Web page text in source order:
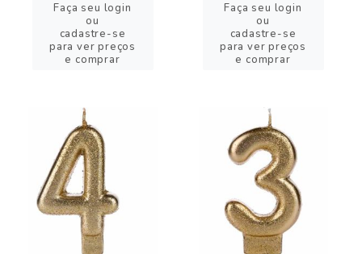
Faça seu login
ou
cadastre-se
para ver preços
e comprar
Faça seu login
ou
cadastre-se
para ver preços
e comprar